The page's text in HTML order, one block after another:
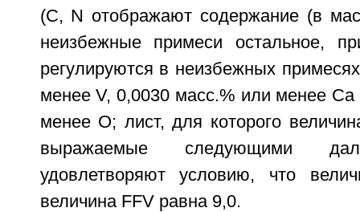
(С, N отображают содержание (в
неизбежные примеси остальное,
регулируются в неизбежных
менее V, 0,0030 масс.% или менее
менее О; лист, для которого
выражаемые следующими
удовлетворяют условию, что
величина FFV равна 9,0.